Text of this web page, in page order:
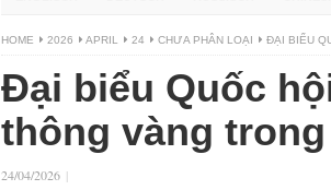
HOME 2026 APRIL 24 CHƯA PHÂN LOẠI ĐẠI BIỂU
Đại biểu Quốc
thông vàng trong
24/04/2026 |